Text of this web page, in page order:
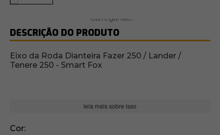
DESCRIÇÃO DO PRODUTO
Eixo da Roda Dianteira Fazer 250 / Lander /
Tenere 250 - Smart Fox
leia mais sobre isso
Cor